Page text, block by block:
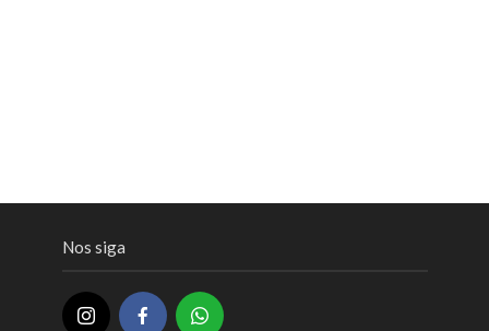
Nos siga